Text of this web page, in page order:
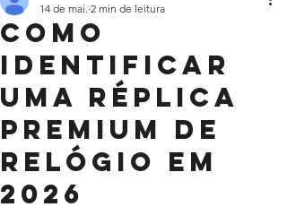
Como
Identificar
uma Réplica
Premium de
Relógio em
2026
14 de mai. 2 min de leitura